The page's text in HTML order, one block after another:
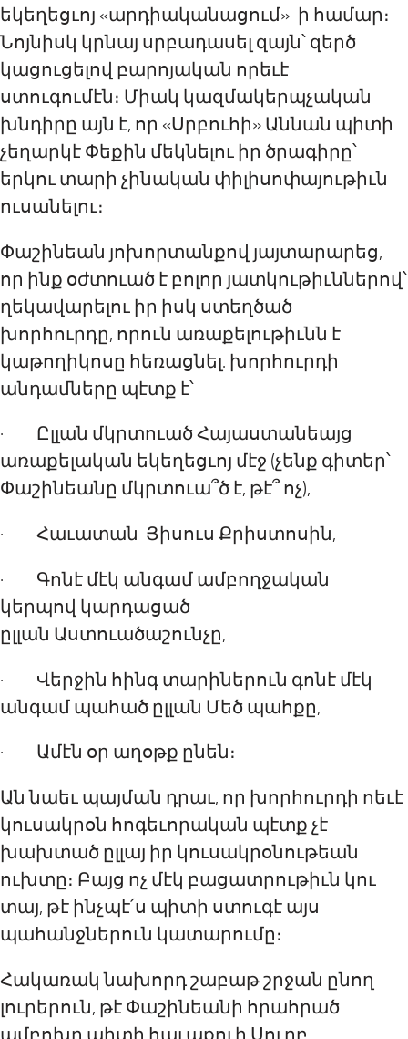
եկեղեցւոյ «արդիականացում»-ի համար։
Նոյնիսկ կրնայ սրբադասել զայն՝ զերծ
կացուցելով բարոյական որեւէ
ստուգումէն։ Միակ կազմակերպչական
խնդիրը այն է, որ «Սրբուհի» Աննան պիտի
չեղարկէ Փեքին մեկնելու իր ծրագիրը՝
երկու տարի չինական փիլիսոփայութիւն
ուսանելու։
Փաշինեան յոխորտանքով յայտարարեց,
որ ինք օժտուած է բոլոր յատկութիւններով՝
ղեկավարելու իր իսկ ստեղծած
խորհուրդը, որուն առաքելութիւնն է
կաթողիկոսը հեռացնել. խորհուրդի
անդամները պէտք է՝
· Ըլլան մկրտուած Հայաստանեայց
առաքելական եկեղեցւոյ մէջ (չենք գիտեր՝
Փաշինեանը մկրտուա՞ծ է, թէ՞ ոչ),
· Հաւատան Յիսուս Քրիստոսին,
· Գոնէ մէկ անգամ ամբողջական
կերպով կարդացած
ըլլան Աստուածաշունչը,
· Վերջին հինգ տարիներուն գոնէ մէկ
անգամ պահած ըլլան Մեծ պահքը,
· Ամէն օր աղօթք ընեն։
Ան նաեւ պայման դրաւ, որ խորհուրդի ոեւէ
կուսակրօն հոգեւորական պէտք չէ
խախտած ըլլայ իր կուսակրօնութեան
ուխտը։ Բայց ոչ մէկ բացատրութիւն կու
տայ, թէ ինչպէ՛ս պիտի ստուգէ այս
պահանջներուն կատարումը։
Հակառակ նախորդ շաբաթշրջան ընող
լուրերուն, թէ Փաշինեանի հրահրած
ամբոխը պիտի հաւաքուի Սուրբ